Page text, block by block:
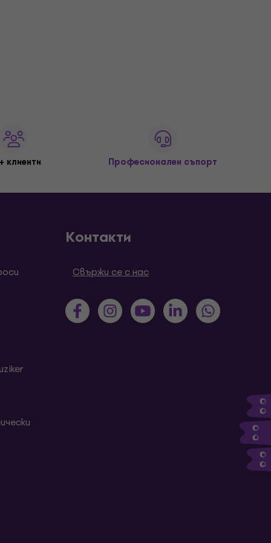
клиенти Професионален съпорт
Контакти
Свържи се с нас